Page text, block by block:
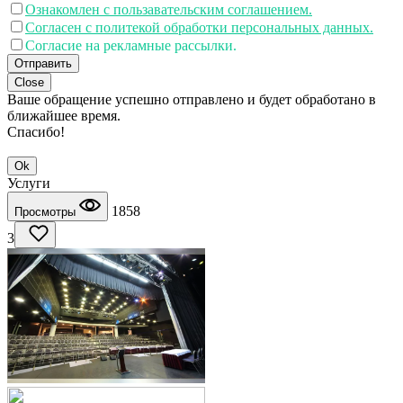
Ознакомлен с пользавательским соглашением.
Согласен с политекой обработки персональных данных.
Согласие на рекламные рассылки.
Отправить
Close
Ваше обращение успешно отправлено и будет обработано в
ближайшее время.
Спасибо!
Ok
Услуги
Просмотры
1858
3